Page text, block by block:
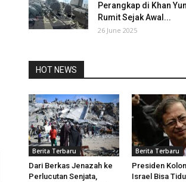
Perangkap di Khan
Rumit Sejak Awal...
26 June 2025
HOT NEWS
Berita Terbaru
Dari Berkas Jenazah ke
Perlucutan Senjata,
Berita Terbaru
Presiden
Israel Bisa